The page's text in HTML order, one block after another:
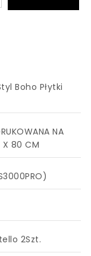
Boho Płytki
NA
X 80 CM
2Szt.